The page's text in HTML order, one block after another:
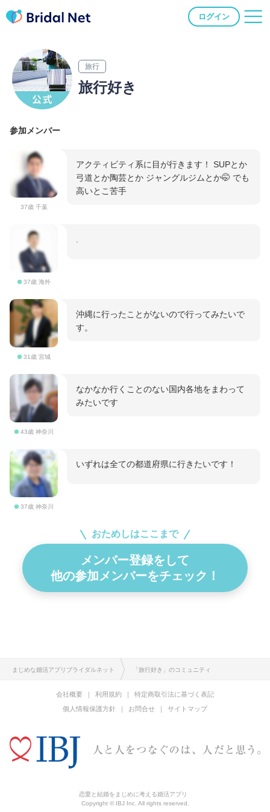
ログイン
旅行
旅行好き
参加メンバー
37歳 千葉
アクティビティ系に目が行きます！ SUPとか
弓道とか陶芸とか ジャングルジムとか🤭 でも
高いとこ苦手
37歳 海外
31歳 宮城
沖縄に行ったことがないので行ってみたいで
す。
43歳 神奈川
なかなか行くことのない国内各地をまわって
みたいです
37歳 神奈川
いずれは全ての都道府県に行きたいです！
おためしはここまで
メンバー登録をして
他の参加メンバーをチェック！
まじめな婚活アプリブライダルネット 「旅行好き」のコミュニティ
会社概要 利用規約
特定商取引法に基づく表記
個人情報保護方針
お問合せ サイトマップ
恋愛と結婚をまじめに考える婚活アプリ
Copyright © IBJ Inc. All rights reserved.